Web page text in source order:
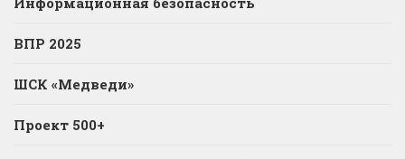
ВПР 2025
ШСК «Медведи»
Проект 500+